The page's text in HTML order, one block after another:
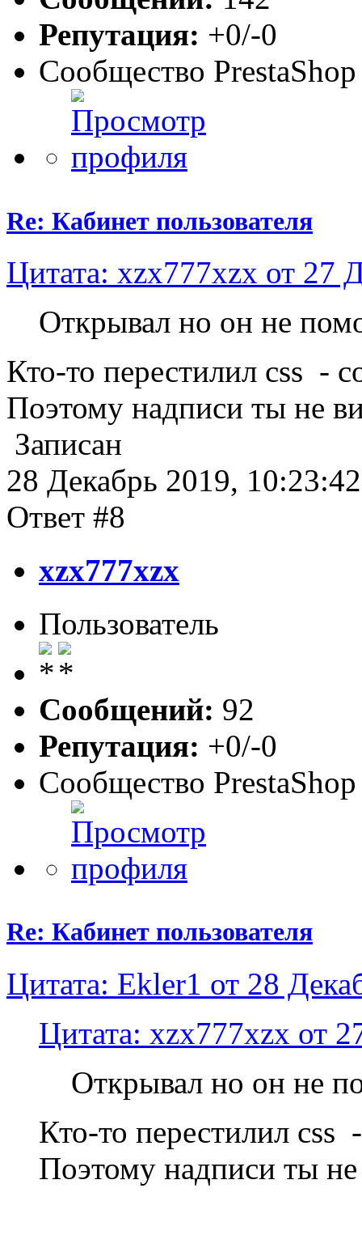
Репутация: +0/-0
Сообщество PrestaShop
Re: Кабинет пользователя
Цитата: xzx777xzx от 27
Открывал но он не
Кто-то перестилил css -
Поэтому надписи ты не
Записан
28 Декабрь 2019, 10:23:42
Ответ #8
xzx777xzx
Пользователь
Сообщений: 92
Репутация: +0/-0
Сообщество PrestaShop
Re: Кабинет пользователя
Цитата: Ekler1 от 28
Цитата: xzx777xzx от
Открывал но он не
Кто-то перестилил
Поэтому надписи ты